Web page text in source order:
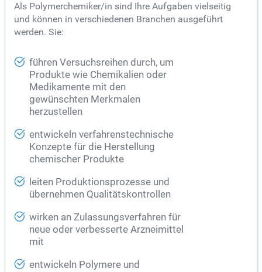
Als Polymerchemiker/in sind Ihre Aufgaben vielseitig
und können in verschiedenen Branchen ausgeführt
werden. Sie:
führen Versuchsreihen durch, um
Produkte wie Chemikalien oder
Medikamente mit den
gewünschten Merkmalen
herzustellen
entwickeln verfahrenstechnische
Konzepte für die Herstellung
chemischer Produkte
leiten Produktionsprozesse und
übernehmen Qualitätskontrollen
wirken an Zulassungsverfahren für
neue oder verbesserte Arzneimittel
mit
entwickeln Polymere und